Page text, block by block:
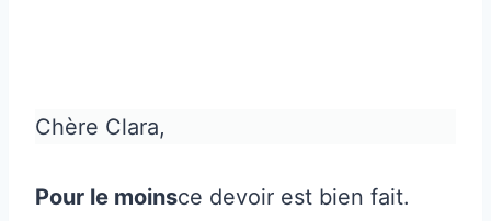
Chère Clara,
Pour le moinsce devoir est bien fait.